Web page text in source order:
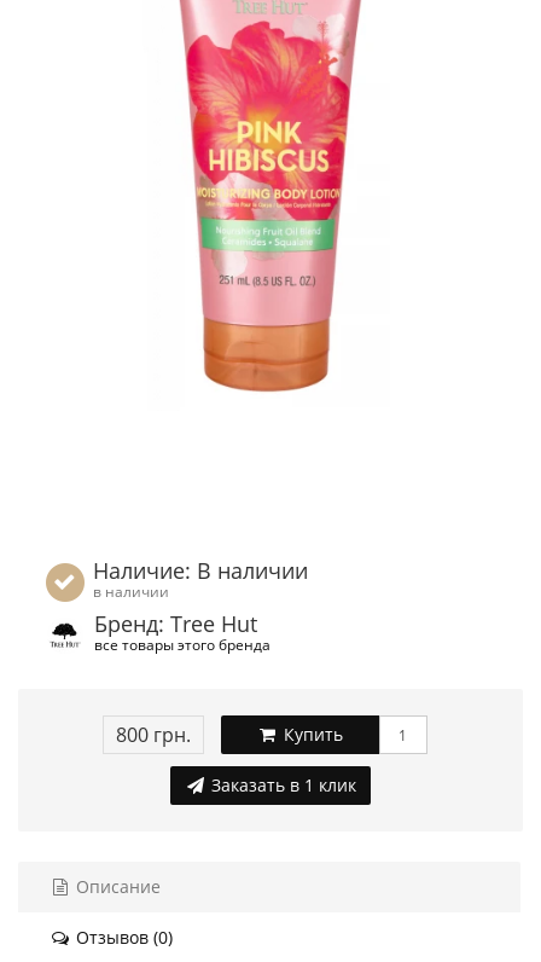
Наличие: В наличии
в наличии
Бренд: Tree Hut
все товары этого бренда
800 грн. Купить
Заказать в 1 клик
Описание
Отзывов (0)